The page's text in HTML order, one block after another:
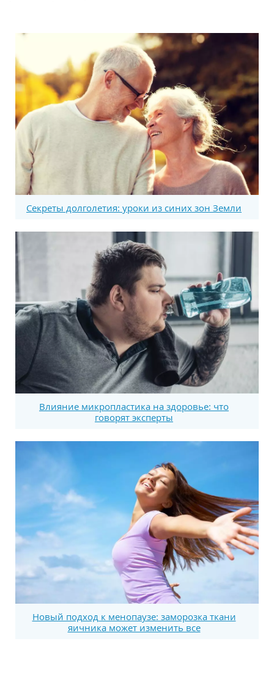
Секреты долголетия: уроки из синих зон Земли
Влияние микропластика на здоровье: что
говорят эксперты
Новый подход к менопаузе: заморозка ткани
яичника может изменить все